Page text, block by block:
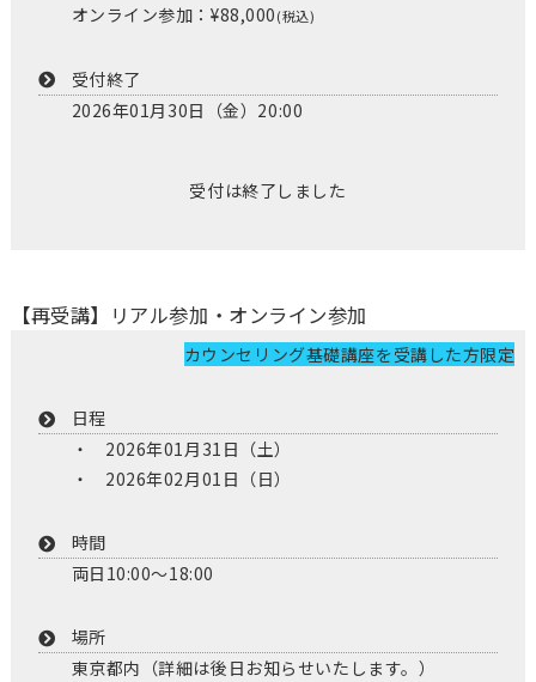
オンライン参加：¥88,000(税込)
受付終了
2026年01月30日（金）20:00
受付は終了しました
【再受講】リアル参加・オンライン参加
カウンセリング基礎講座を受講した方限定
日程
2026年01月31日（土）
2026年02月01日（日）
時間
両日10:00～18:00
場所
東京都内（詳細は後日お知らせいたします。）